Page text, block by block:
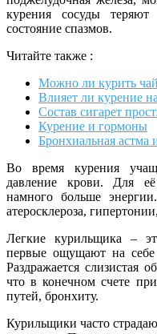
курения сосуды
состояние спазмов.
Читайте также :
Можно ли курить
Влияет ли курение
Состав сигарет
Курение и гормоны
Бронхиальная астма
Во время курения
давление крови. Для её
намного больше
атеросклероза,
Легкие курильщика –
первые ощущают на себе
Раздражается слизистая
что в конечном счете
путей, бронхиту.
Курильщики часто